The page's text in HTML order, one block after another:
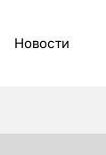
Новости